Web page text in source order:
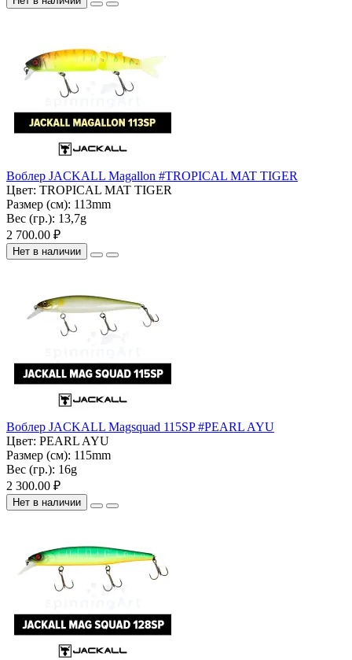
Воблер JACKALL Magallon #TROPICAL MAT TIGER
Цвет: TROPICAL MAT TIGER
Размер (см): 113mm
Вес (гр.): 13,7g
2 700.00 ₽
Нет в наличии
Воблер JACKALL Magsquad 115SP #PEARL AYU
Цвет: PEARL AYU
Размер (см): 115mm
Вес (гр.): 16g
2 300.00 ₽
Нет в наличии